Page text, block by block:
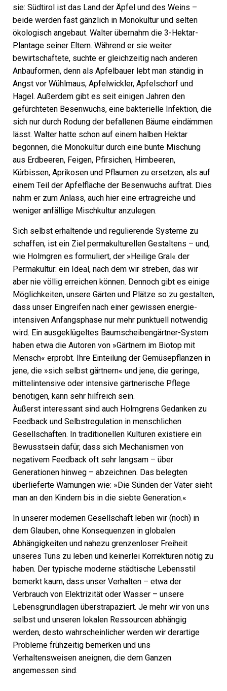
sie: Südtirol ist das Land der Äpfel und des Weins –
beide werden fast gänzlich in Monokultur und selten
ökologisch angebaut. Walter übernahm die 3-Hektar-
Plantage seiner Eltern. Während er sie weiter
bewirtschaftete, suchte er gleichzeitig nach anderen
Anbauformen, denn als Apfelbauer lebt man ständig in
Angst vor Wühlmaus, Apfelwickler, Apfelschorf und
Hagel. Außerdem gibt es seit einigen Jahren den
gefürchteten Besenwuchs, eine bakterielle Infektion, die
sich nur durch Rodung der befallenen Bäume eindämmen
lässt. Walter hatte schon auf einem halben Hektar
begonnen, die Monokultur durch eine bunte Mischung
aus Erdbeeren, Feigen, Pfirsichen, Himbeeren,
Kürbissen, Aprikosen und Pflaumen zu ersetzen, als auf
einem Teil der Apfel­fläche der Besenwuchs auftrat. Dies
nahm er zum Anlass, auch hier eine ertragreiche und
weniger anfällige Mischkultur anzulegen.
Sich selbst erhaltende und regulierende Systeme zu
schaffen, ist ein Ziel permakulturellen Gestaltens – und,
wie Holmgren es formuliert, der »Heilige Gral« der
Permakultur: ein Ideal, nach dem wir streben, das wir
aber nie völlig erreichen können. Dennoch gibt es einige
Möglichkeiten, unsere Gärten und Plätze so zu gestalten,
dass unser Eingreifen nach einer gewissen energie­
intensiven Anfangsphase nur mehr punktuell notwendig
wird. Ein ausgeklügeltes Baumscheibengärtner-System
haben etwa die Autoren von »Gärtnern im Biotop mit
Mensch« erprobt. Ihre Einteilung der Gemüsepflanzen in
jene, die »sich selbst gärtnern« und jene, die geringe,
mittelintensive oder intensive gärtnerische Pflege
benötigen, kann sehr hilfreich sein.
Äußerst interessant sind auch Holmgrens Gedanken zu
Feedback und Selbstregulation in menschlichen
Gesellschaften. In traditionellen Kulturen existiere ein
Bewusstsein dafür, dass sich Mechanismen von
negativem Feedback oft sehr langsam – über
Generationen hinweg – abzeichnen. Das belegten
überlieferte Warnungen wie: »Die Sünden der Väter sieht
man an den Kindern bis in die siebte Generation.«
In unserer modernen Gesellschaft leben wir (noch) in
dem Glauben, ohne Konsequenzen in globalen
Abhängigkeiten und nahezu grenzenloser Freiheit
unseres Tuns zu leben und keinerlei Korrekturen nötig zu
haben. Der typische moderne städtische Lebensstil
bemerkt kaum, dass unser Verhalten ­– etwa der
Verbrauch von Elektrizität oder Wasser – unsere
Lebensgrundlagen überstrapaziert. Je mehr wir von uns
selbst und unseren lokalen Ressourcen abhängig
werden, desto wahrscheinlicher werden wir derartige
Probleme frühzeitig bemerken und uns
Verhaltensweisen aneignen, die dem Ganzen
angemessen sind.